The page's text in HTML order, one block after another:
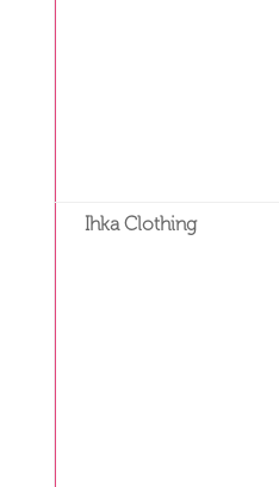
Ihka Clothing